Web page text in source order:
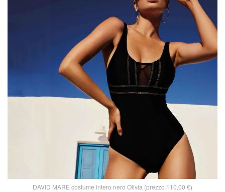
DAVID MARE costume intero nero Olivia (prezzo 110,00 €)